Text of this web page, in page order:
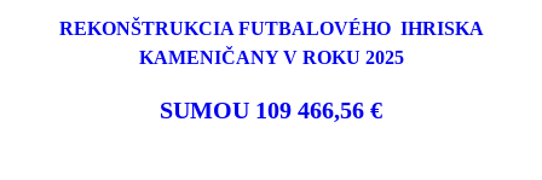
REKONŠTRUKCIA FUTBALOVÉHO IHRISKA
KAMENIČANY V ROKU 2025
SUMOU 109 466,56 €